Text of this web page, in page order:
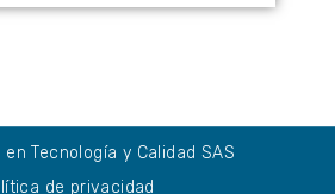
Tecnología y Calidad SAS
de privacidad